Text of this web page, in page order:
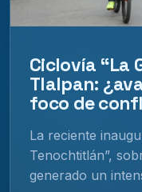
Ciclovía “La
Tlalpan:
foco de
La reciente
Tenochtitlán”,
generado un